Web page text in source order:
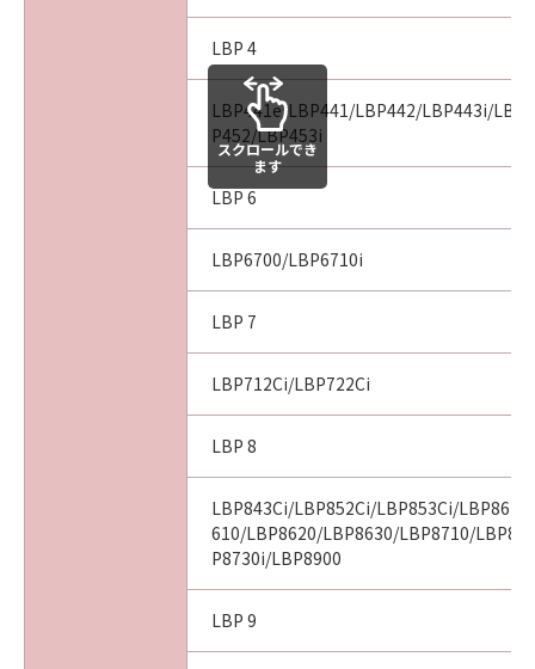
LBP 4
LBP441e/LBP441/LBP442/LBP443i/
P452/LBP453i
LBP 6
LBP6700/LBP6710i
LBP 7
LBP712Ci/LBP722Ci
LBP 8
LBP843Ci/LBP852Ci/LBP853Ci/
610/LBP8620/LBP8630/LBP8710/
P8730i/LBP8900
LBP 9
スクロールでき
ます